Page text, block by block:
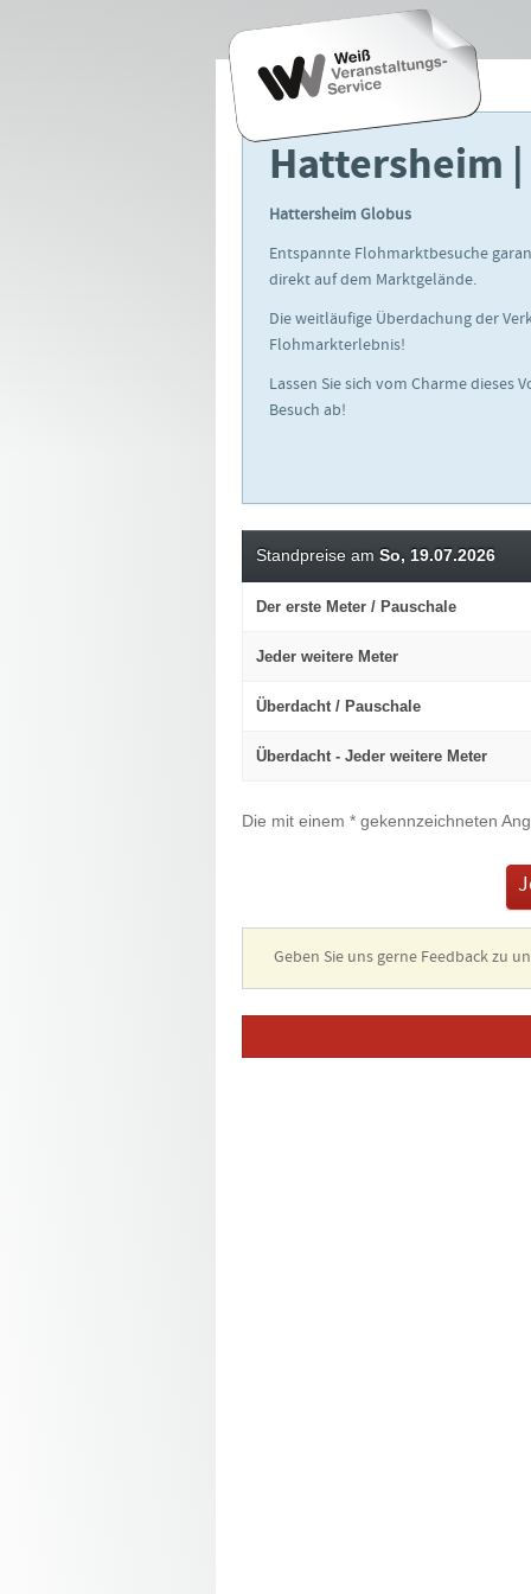
Hattersheim
Hattersheim Globus
Entspannte Flohmarktbesuche
direkt auf dem Marktgelände.
Die weitläufige Überdachung der
Flohmarkterlebnis!
Lassen Sie sich vom Charme
Besuch ab!
Standpreise am So, 19.07.2026
Der erste Meter / Pauschale
Jeder weitere Meter
Überdacht / Pauschale
Überdacht - Jeder weitere Meter
Die mit einem * gekennzeichneten
Geben Sie uns gerne Feedback zu